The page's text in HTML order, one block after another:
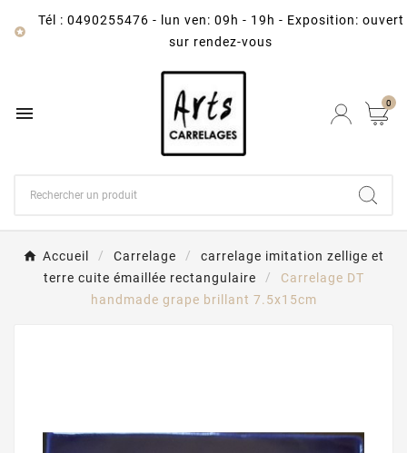

Tél : 0490255476 -
lun ven: 09h - 19h - Exposition: ouvert
sur rendez-vous
 0
Accueil Carrelage
carrelage imitation zellige et
terre cuite émaillée rectangulaire
Carrelage DT
handmade grape brillant 7.5x15cm